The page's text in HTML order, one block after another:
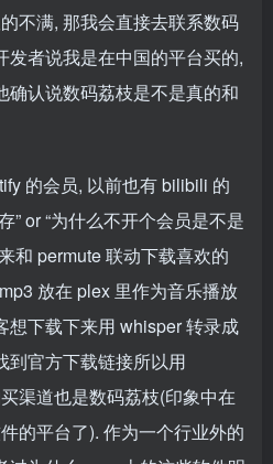
不满, 那我会直接去联系数码
发者说我是在中国的平台买的,
确认说数码荔枝是不是真的和
的会员, 以前也有 bilibili 的
” or “为什么不开个会员是不是
和 permute 联动下载喜欢的
放在 plex 里作为音乐播放
想下载下来用 whisper 转录成
到官方下载链接所以用
渠道也是数码荔枝(印象中在
的平台了). 作为一个行业外的